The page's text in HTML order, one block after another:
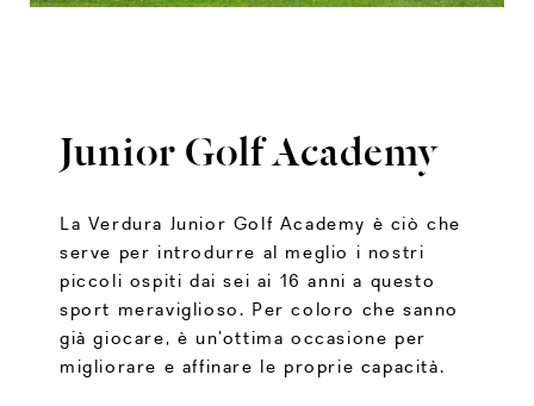
Junior Golf Academy
La Verdura Junior Golf Academy è ciò che
serve per introdurre al meglio i nostri
piccoli ospiti dai sei ai 16 anni a questo
sport meraviglioso. Per coloro che sanno
già giocare, è un’ottima occasione per
migliorare e affinare le proprie capacità.